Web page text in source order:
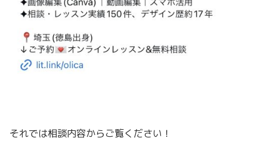
それでは相談内容からご覧ください！